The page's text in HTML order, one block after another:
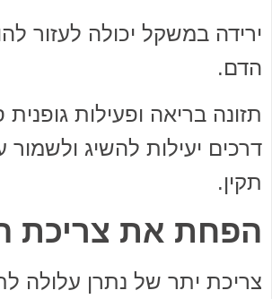
ירידה במשקל יכולה לעזור
הדם.
תזונה בריאה ופעילות
דרכים יעילות להשיג
תקין.
הפחת את צריכת
צריכת יתר של נתרן עלולה